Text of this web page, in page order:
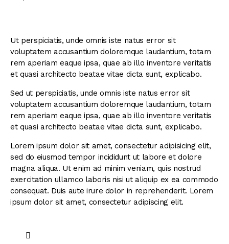
Ut perspiciatis, unde omnis iste natus error sit
voluptatem accusantium doloremque laudantium, totam
rem aperiam eaque ipsa, quae ab illo inventore veritatis
et quasi architecto beatae vitae dicta sunt, explicabo.
Sed ut perspiciatis, unde omnis iste natus error sit
voluptatem accusantium doloremque laudantium, totam
rem aperiam eaque ipsa, quae ab illo inventore veritatis
et quasi architecto beatae vitae dicta sunt, explicabo.
Lorem ipsum dolor sit amet, consectetur adipisicing elit,
sed do eiusmod tempor incididunt ut labore et dolore
magna aliqua. Ut enim ad minim veniam, quis nostrud
exercitation ullamco laboris nisi ut aliquip ex ea commodo
consequat. Duis aute irure dolor in reprehenderit. Lorem
ipsum dolor sit amet, consectetur adipiscing elit.